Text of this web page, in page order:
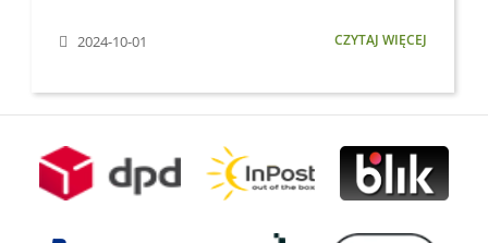
2024-10-01 CZYTAJ WIĘCEJ